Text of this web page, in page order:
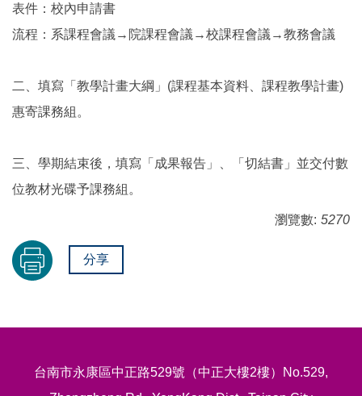
表件：校內申請書
流程：系課程會議→院課程會議→校課程會議→教務會議
二、填寫「教學計畫大綱」(課程基本資料、課程教學計畫)
惠寄課務組。
三、學期結束後，填寫「成果報告」、「切結書」並交付數
位教材光碟予課務組。
瀏覽數: 5270
分享
台南市永康區中正路529號（中正大樓2樓）No.529,